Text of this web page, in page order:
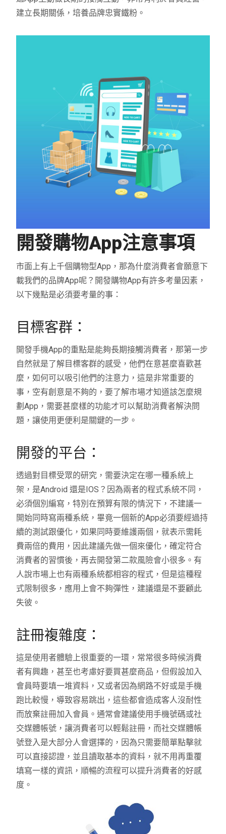
建立長期關係，培養品牌忠實鐵粉。
開發購物App注意事項
市面上有上千個購物型App，那為什麼消費者會願意下
載我們的品牌App呢？開發購物App有許多考量因素，
以下幾點是必須要考量的事：
目標客群：
開發手機App的重點是能夠長期接觸消費者，那第一步
自然就是了解目標客群的感受，他們在意甚麼喜歡甚
麼，如何可以吸引他們的注意力，這是非常重要的
事，空有創意是不夠的，要了解市場才知道該怎麼規
劃App，需要甚麼樣的功能才可以幫助消費者解決問
題，讓使用更便利是關鍵的一步。
開發的平台：
透過對目標受眾的研究，需要決定在哪一種系統上
架，是Android 還是IOS？因為兩者的程式系統不同，
必須個別編寫，特別在預算有限的情況下，不建議一
開始同時寫兩種系統，畢竟一個新的App必須要經過持
續的測試跟優化，如果同時要維護兩個，就表示需耗
費兩倍的費用，因此建議先做一個來優化，確定符合
消費者的習慣後，再去開發第二款風險會小很多。有
人說市場上也有兩種系統都相容的程式，但是這種程
式限制很多，應用上會不夠彈性，建議還是不要顧此
失彼。
註冊複雜度：
這是使用者體驗上很重要的一環，常常很多時候消費
者有興趣，甚至也考慮好要買甚麼商品，但假設加入
會員時要填一堆資料，又或者因為網路不好或是手機
跑比較慢，導致容易跳出，這些都會造成客人沒耐性
而放棄註冊加入會員。通常會建議使用手機號碼或社
交媒體帳號，讓消費者可以輕鬆註冊，而社交媒體帳
號登入是大部分人會選擇的，因為只需要簡單點擊就
可以直接認證，並且讀取基本的資料，就不用再重覆
填寫一樣的資訊，順暢的流程可以提升消費者的好感
度。